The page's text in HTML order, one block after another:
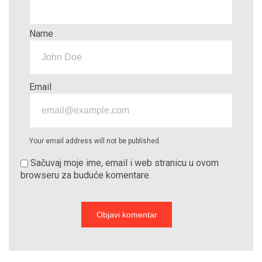
Name
Email
Your email address will not be published.
Sačuvaj moje ime, email i web stranicu u ovom
browseru za buduće komentare.